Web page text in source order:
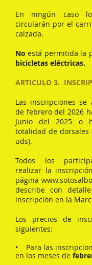
En ningún caso
circularán por el
calzada.
No está permitida la
bicicletas eléctricas.
ARTICULO 3.
Las inscripciones
de febrero del 2026
Junio del 2025 o
totalidad de dorsales
uds).
Todos los
realizar la
página
describe con
inscripción en la
Los precios de
siguientes:
• Para las
en los meses de